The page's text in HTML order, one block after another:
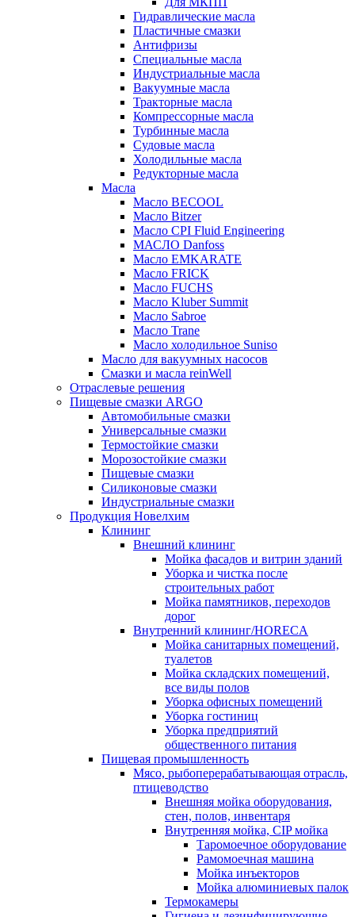
Гидравлические масла
Пластичные смазки
Антифризы
Специальные масла
Индустриальные масла
Вакуумные масла
Тракторные масла
Компрессорные масла
Турбинные масла
Судовые масла
Холодильные масла
Редукторные масла
Масла
Масло BECOOL
Масло Bitzer
Масло CPI Fluid Engineering
МАСЛО Danfoss
Масло EMKARATE
Масло FRICK
Масло FUCHS
Масло Kluber Summit
Масло Sabroe
Масло Trane
Масло холодильное Suniso
Масло для вакуумных насосов
Смазки и масла reinWell
Отраслевые решения
Пищевые смазки ARGO
Автомобильные смазки
Универсальные смазки
Термостойкие смазки
Морозостойкие смазки
Пищевые смазки
Силиконовые смазки
Индустриальные смазки
Продукция Новелхим
Клининг
Внешний клининг
Мойка фасадов и витрин зданий
Уборка и чистка после
строительных работ
Мойка памятников, переходов
дорог
Внутренний клининг/HORECA
Мойка санитарных помещений,
туалетов
Мойка складских помещений,
все виды полов
Уборка офисных помещений
Уборка гостиниц
Уборка предприятий
общественного питания
Пищевая промышленность
Мясо, рыбоперерабатывающая отрасль,
птицеводство
Внешняя мойка оборудования,
стен, полов, инвентаря
Внутренняя мойка, CIP мойка
Таромоечное оборудование
Рамомоечная машина
Мойка инъекторов
Мойка алюминиевых палок
Термокамеры